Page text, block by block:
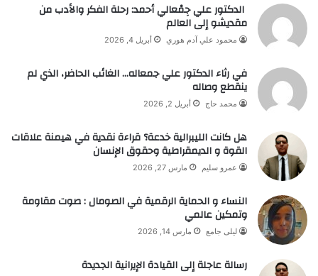
الدكتور علي جِمْعالي أحمد: رحلة الفكر والأدب من
مقديشو إلى العالم
محمود علي آدم هوري أبريل 4, 2026
في رثاء الدكتور علي جمعاله… الغائب الحاضر، الذي لم
ينقطع وصاله
محمد حاج أبريل 2, 2026
هل كانت الليبرالية خدعة؟ قراءة نقدية في هيمنة علاقات
القوة و الديمقراطية وحقوق الإنسان
عمرو سليم مارس 27, 2026
النساء و الحماية الرقمية في الصومال : صوت مقاومة
وتمكين عالمي
ليلى جامع مارس 14, 2026
رسالة عاجلة إلى القيادة الإيرانية الجديدة